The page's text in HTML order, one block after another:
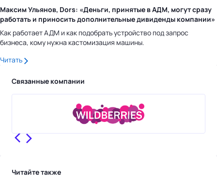
Максим Ульянов, Dors: «Деньги, принятые в АДМ, могут сразу
работать и приносить дополнительные дивиденды компании»
Как работает АДМ и как подобрать устройство под запрос
бизнеса, кому нужна кастомизация машины.
Читать
Связанные компании
Читайте также